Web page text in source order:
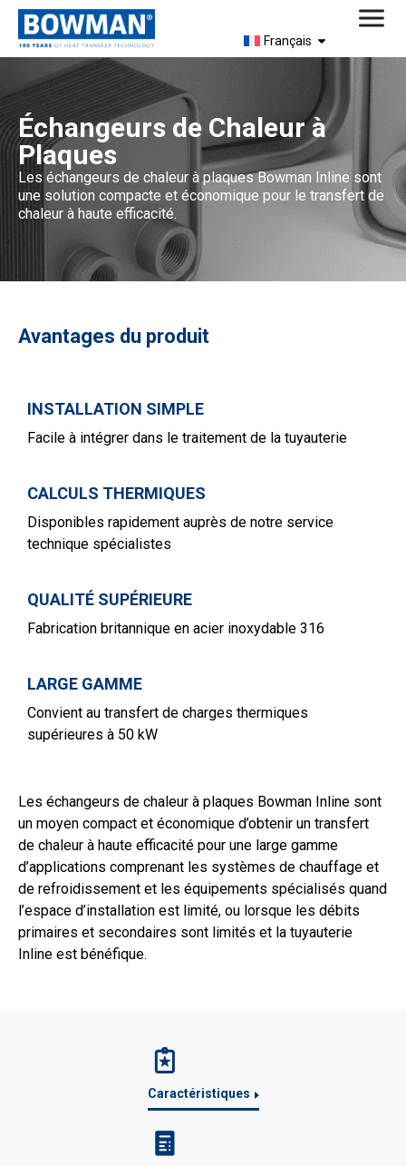
Français
Échangeurs de Chaleur à
Plaques
Les échangeurs de chaleur à plaques Bowman Inline sont
une solution compacte et économique pour le transfert de
chaleur à haute efficacité.
Avantages du produit
INSTALLATION SIMPLE
Facile à intégrer dans le traitement de la tuyauterie
CALCULS THERMIQUES
Disponibles rapidement auprès de notre service
technique spécialistes
QUALITÉ SUPÉRIEURE
Fabrication britannique en acier inoxydable 316
LARGE GAMME
Convient au transfert de charges thermiques
supérieures à 50 kW
Les échangeurs de chaleur à plaques Bowman Inline sont
un moyen compact et économique d’obtenir un transfert
de chaleur à haute efficacité pour une large gamme
d’applications comprenant les systèmes de chauffage et
de refroidissement et les équipements spécialisés quand
l’espace d’installation est limité, ou lorsque les débits
primaires et secondaires sont limités et la tuyauterie
Inline est bénéfique.
Caractéristiques